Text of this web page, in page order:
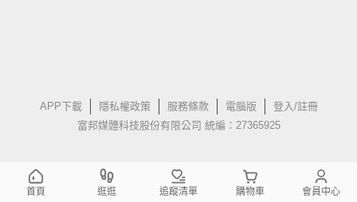
APP下載 隱私權政策 服務條款 電腦版
登入/註冊
富邦媒體科技股份有限公司 統編：27365925
首頁 逛逛 追蹤清單 購物車 會員中心